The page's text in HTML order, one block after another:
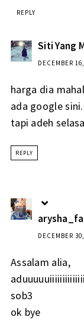
REPLY
Siti Yang
DECEMBER
harga dia
ada google
tapi adeh
REPLY
DECEMBER
Assalam alia,
sob3
ok bye